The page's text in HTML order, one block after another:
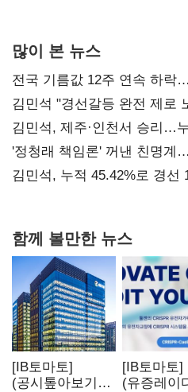
많이 본 뉴스
전국 기름값 12주 연속 하락
김민석 "경선갈등 완전 제로
사과부터"
김민석, 제주·인천서 승리…
탈환'(종합)
'정청래 책임론' 꺼낸 친명계
때리기
김민석, 누적 45.42%로 경
함께 볼만한 뉴스
[IB토마토]
(공시톺아보기)
[IB토마토]
(유증레이